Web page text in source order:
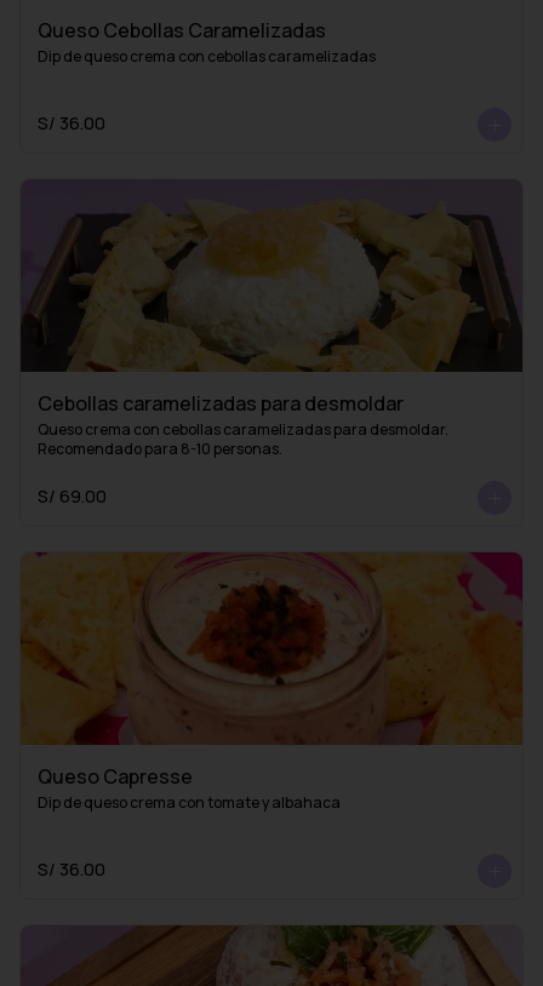
Queso Cebollas Caramelizadas
Dip de queso crema con cebollas caramelizadas
S/ 36.00
Cebollas caramelizadas para desmoldar
Queso crema con cebollas caramelizadas para desmoldar.
Recomendado para 8-10 personas.
S/ 69.00
Queso Capresse
Dip de queso crema con tomate y albahaca
S/ 36.00